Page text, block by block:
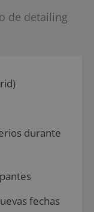
de detailing
durante
fechas